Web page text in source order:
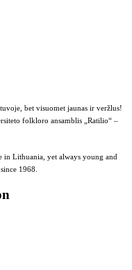
bet visuomet jaunas ir veržlus!
folkloro ansamblis „Ratilio“ –
in Lithuania, yet always young and
1968.